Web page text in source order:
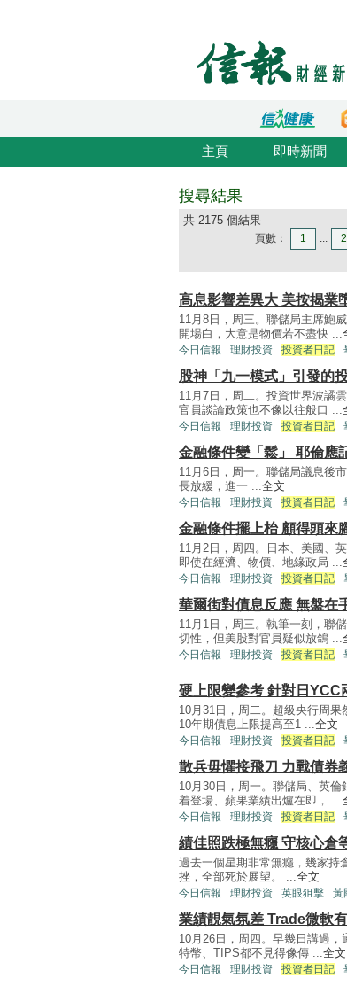
主頁 即時新聞
搜尋結果
共 2175 個結果
頁數： 1 ...
高息影響差異大 美按揭業
11月8日，周三。聯儲局主席鮑
開場白，大意是物價若不盡快 ...
今日信報 理財投資 投資者日記
股神「九一模式」引發的
11月7日，周二。投資世界波譎
官員談論政策也不像以往般口 ...
今日信報 理財投資 投資者日記
金融條件變「鬆」 耶倫應
11月6日，周一。聯儲局議息後
長放緩，進一 ...全文
今日信報 理財投資 投資者日記
金融條件擺上枱 顧得頭來
11月2日，周四。日本、美國、
即使在經濟、物價、地緣政局 ...
今日信報 理財投資 投資者日記
華爾街對債息反應 無盤在
11月1日，周三。執筆一刻，聯
切性，但美股對官員疑似放鴿 ...
今日信報 理財投資 投資者日記
硬上限變參考 針對日YCC
10月31日，周二。超級央行周
10年期債息上限提高至1 ... 全文
今日信報 理財投資 投資者日記
散兵毋懼接飛刀 力戰債券
10月30日，周一。聯儲局、英
着登場、蘋果業績出爐在即， ...
今日信報 理財投資 投資者日記
績佳照跌極無癮 守核心倉
過去一個星期非常無癮，幾家持
挫，全部死於展望。 ... 全文
今日信報 理財投資 英眼狙擊 黃
業績靚氣氛差 Trade微軟
10月26日，周四。早幾日講過
特幣、TIPS都不見得像傳 ... 全文
今日信報 理財投資 投資者日記